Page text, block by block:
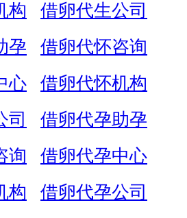
构
借卵代生公司
孕
借卵代怀咨询
心
借卵代怀机构
司
借卵代孕助孕
询
借卵代孕中心
构
借卵代孕公司